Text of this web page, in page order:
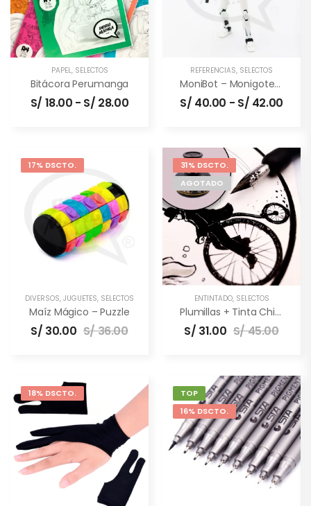
PAPEL, SELECTOS
Bitácora Perumanga
S/ 18.00 - S/ 28.00
REFERENCIAS, SELECTOS
MoniBot – Monigote Articulable
S/ 40.00 - S/ 42.00
17% DSCTO.
DIVERSOS, JUGUETES, SELECTOS
Maíz Mágico – Puzzle
S/ 30.00 S/36.00
31% DSCTO.
AGOTADO
ENTINTADO, SELECTOS
Plumillas + Tinta China (combo)
S/ 31.00 S/45.00
18% DSCTO.
TOP
16% DSCTO.